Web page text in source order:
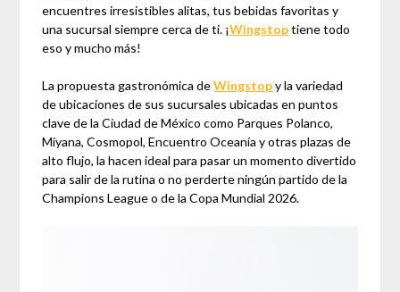
encuentres irresistibles alitas, tus bebidas favoritas y
una sucursal siempre cerca de ti. ¡Wingstoptiene todo
eso y mucho más!
La propuesta gastronómica deWingstopy la variedad
de ubicaciones de sus sucursales ubicadas en puntos
clave de la Ciudad de México como Parques Polanco,
Miyana, Cosmopol, Encuentro Oceanía y otras plazas de
alto flujo, la hacen ideal para pasar un momento divertido
para salir de la rutina o no perderte ningún partido de la
Champions League o de la Copa Mundial 2026.